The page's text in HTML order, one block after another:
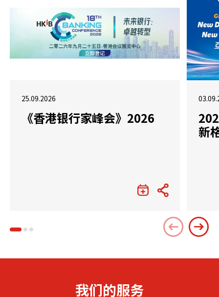
25.09.2026
《香港银行家峰会》2026
新
我们的服务